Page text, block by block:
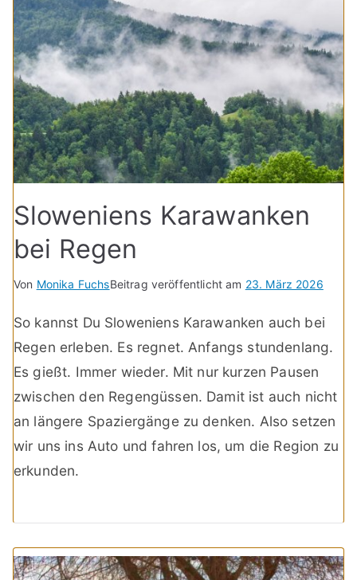
Sloweniens Karawanken
bei Regen
Von Monika FuchsBeitrag veröffentlicht am 23. März 2026
So kannst Du Sloweniens Karawanken auch bei
Regen erleben. Es regnet. Anfangs stundenlang.
Es gießt. Immer wieder. Mit nur kurzen Pausen
zwischen den Regengüssen. Damit ist auch nicht
an längere Spaziergänge zu denken. Also setzen
wir uns ins Auto und fahren los, um die Region zu
erkunden.